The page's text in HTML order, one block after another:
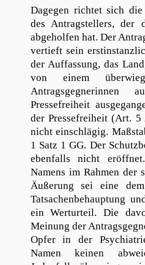
Dagegen richtet sich
des Antragstellers, der
abgeholfen hat. Der
vertieft sein
der Auffassung, das
von einem
Antragsgegnerinnen
Pressefreiheit
der Pressefreiheit (Art.
nicht einschlägig.
1 Satz 1 GG. Der
ebenfalls nicht
Namens im Rahmen der
Äußerung sei eine
Tatsachenbehauptung
ein Werturteil. Die
Meinung der
Opfer in der
Namen keinen